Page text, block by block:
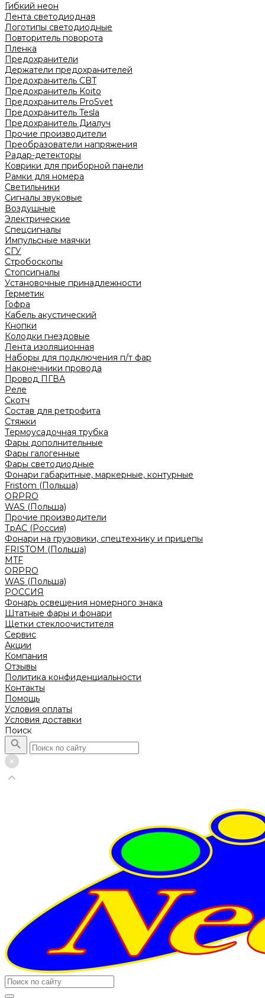
Гибкий неон
Лента светодиодная
Логотипы светодиодные
Повторитель поворота
Пленка
Предохранители
Держатели предохранителей
Предохранитель CBT
Предохранитель Koito
Предохранитель ProSvet
Предохранитель Tesla
Предохранитель Диалуч
Прочие производители
Преобразователи напряжения
Радар-детекторы
Коврики для приборной панели
Рамки для номера
Светильники
Сигналы звуковые
Воздушные
Электрические
Спецсигналы
Импульсные маячки
СГУ
Стробоскопы
Стопсигналы
Установочные принадлежности
Герметик
Гофра
Кабель акустический
Кнопки
Колодки гнездовые
Лента изоляционная
Наборы для подключения п/т фар
Наконечники провода
Провод ПГВА
Реле
Скотч
Состав для ретрофита
Стяжки
Термоусадочная трубка
Фары дополнительные
Фары галогенные
Фары светодиодные
Фонари габаритные, маркерные, контурные
Fristom (Польша)
ORPRO
WAS (Польша)
Прочие производители
ТрАС (Россия)
Фонари на грузовики, спецтехнику и прицепы
FRISTOM (Польша)
MTF
ORPRO
WAS (Польша)
РОССИЯ
Фонарь освещения номерного знака
Штатные фары и фонари
Щетки стеклоочистителя
Сервис
Акции
Компания
Отзывы
Политика конфиденциальности
Контакты
Помощь
Условия оплаты
Условия доставки
Поиск